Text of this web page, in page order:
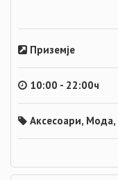
Приземје
10:00 - 22:00ч
Аксесоари, Мода,